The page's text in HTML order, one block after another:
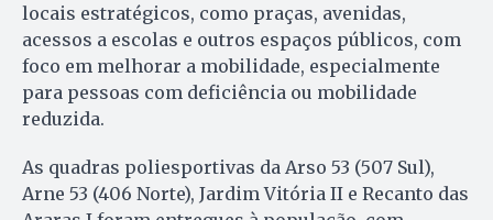
locais estratégicos, como praças, avenidas,
acessos a escolas e outros espaços públicos, com
foco em melhorar a mobilidade, especialmente
para pessoas com deficiência ou mobilidade
reduzida.
As quadras poliesportivas da Arso 53 (507 Sul),
Arne 53 (406 Norte), Jardim Vitória II e Recanto das